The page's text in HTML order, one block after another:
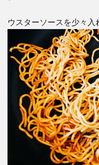
ウスターソースを少々入